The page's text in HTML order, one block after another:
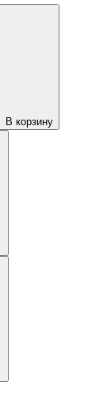
В корзину